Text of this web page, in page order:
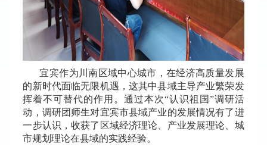
宜宾作为川南区域中心城市，在经济高质量发展
的新时代面临无限机遇，这其中县域主导产业繁荣发
挥着不可替代的作用。通过本次“认识祖国”调研活
动，调研团师生对宜宾市县域产业的发展情况有了进
一步认识，收获了区域经济理论、产业发展理论、城
市规划理论在县域的实践经验。